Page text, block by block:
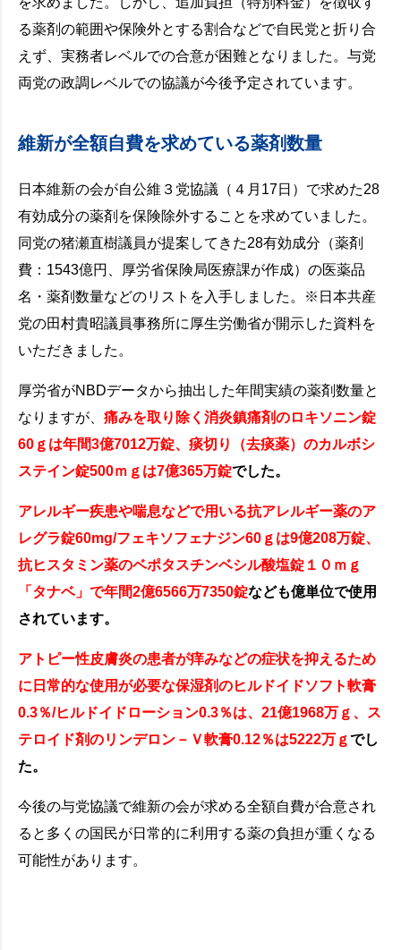
る薬剤の範囲や保険外とする割合などで自民党と折り合
えず、実務者レベルでの合意が困難となりました。与党
両党の政調レベルでの協議が今後予定されています。
維新が全額自費を求めている薬剤数量
日本維新の会が自公維３党協議（４月17日）で求めた28
有効成分の薬剤を保険除外することを求めていました。
同党の猪瀬直樹議員が提案してきた28有効成分（薬剤
費：1543億円、厚労省保険局医療課が作成）の医薬品
名・薬剤数量などのリストを入手しました。※日本共産
党の田村貴昭議員事務所に厚生労働省が開示した資料を
いただきました。
厚労省がNBDデータから抽出した年間実績の薬剤数量と
なりますが、 痛みを取り除く消炎鎮痛剤のロキソニン錠
60ｇは年間3億7012万錠、痰切り（去痰薬）のカルボシ
ステイン錠500ｍｇは7億365万錠でした。
アレルギー疾患や喘息などで用いる抗アレルギー薬のア
レグラ錠60mg/フェキソフェナジン60ｇは9億208万錠、
抗ヒスタミン薬のベポタスチンベシル酸塩錠１０ｍｇ
「タナベ」で年間2億6566万7350錠なども億単位で使用
されています。
アトピー性皮膚炎の患者が痒みなどの症状を抑えるため
に日常的な使用が必要な保湿剤のヒルドイドソフト軟膏
0.3％/ヒルドイドローション0.3％は、21億1968万ｇ、ス
テロイド剤のリンデロン－Ｖ軟膏0.12％は5222万ｇでし
た。
今後の与党協議で維新の会が求める全額自費が合意され
ると多くの国民が日常的に利用する薬の負担が重くなる
可能性があります。